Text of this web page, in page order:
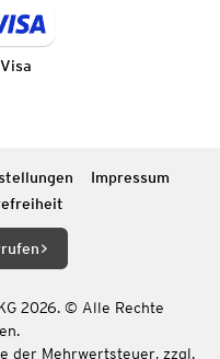
Visa
Impressum
2026. © Alle Rechte
der Mehrwertsteuer, zzgl.